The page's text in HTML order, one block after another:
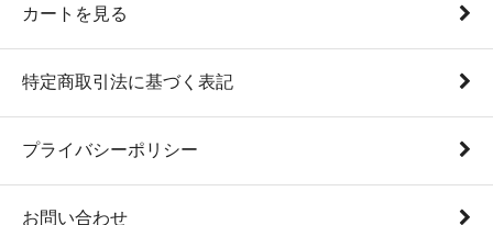
カートを見る
特定商取引法に基づく表記
プライバシーポリシー
お問い合わせ